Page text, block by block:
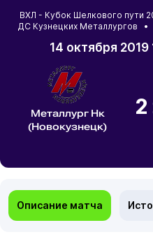
ВХЛ - Кубок Шелкового пути
ДС Кузнецких Металлургов •
14 октября 2019
Металлург Нк
(Новокузнецк)
Описание матча